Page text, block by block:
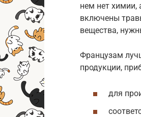
нем нет химии,
включены
вещества,
Французам
продукции,
для